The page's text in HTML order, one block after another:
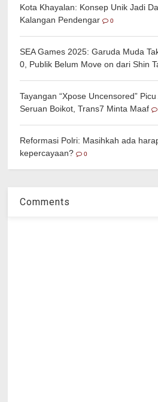
Kota Khayalan: Konsep Unik Jadi
Kalangan Pendengar
0
SEA Games 2025: Garuda Muda
0, Publik Belum Move on dari Shin
Tayangan “Xpose Uncensored”
Seruan Boikot, Trans7 Minta Maaf
Reformasi Polri: Masihkah ada
kepercayaan?
0
Comments